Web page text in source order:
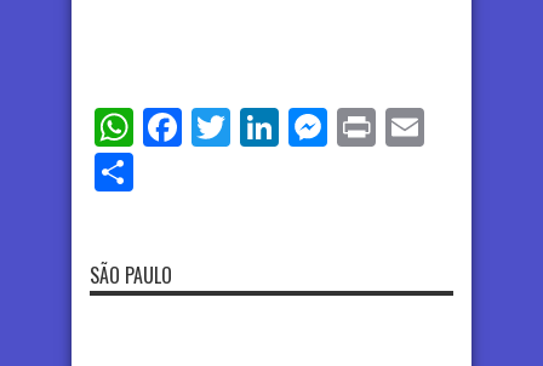
WhatsApp
Facebook
TwitterLinkedIn
Messenger
Print
SÃO PAULO